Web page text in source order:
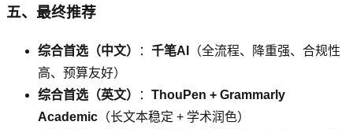
五、最终推荐
综合首选（中文） ： 千笔AI
（全流程、降重强、合规性
高、预算友好）
综合首选（英文）
： ThouPen + Grammarly
Academic （长文本稳定 + 学术润色）